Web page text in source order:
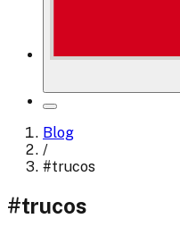
Blog
/
#trucos
#trucos